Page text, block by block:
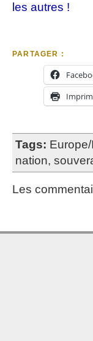
les autres !
PARTAGER :
Tags:
nation,
Les